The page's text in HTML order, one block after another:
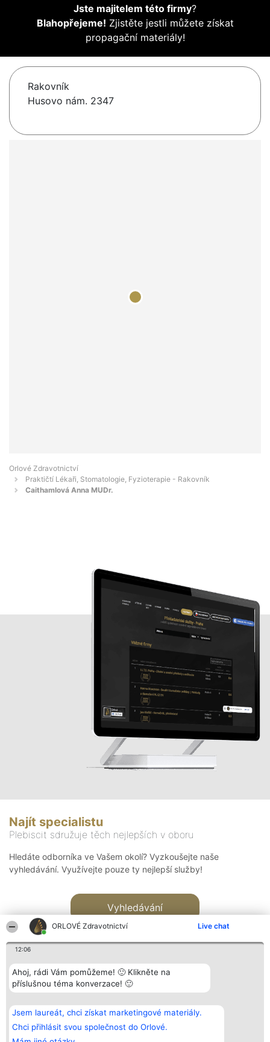
ORLOVÉ Zdravotnictví Live chat
12:06
Ahoj, rádi Vám pomůžeme! 🙂 Klikněte na
příslušnou téma konverzace! 🙂
Jsem laureát, chci získat marketingové materiály.
Chci přihlásit svou společnost do Orlové.
Jste majitelem této firmy?
Blahopřejeme! Zjistěte jestli můžete získat
propagační materiály!
Rakovník
Husovo nám. 2347
Orlové Zdravotnictví
Praktičtí Lékaři, Stomatologie, Fyzioterapie - Rakovník
Caithamlová Anna MUDr.
Najít specialistu
Plebiscit sdružuje těch nejlepších v oboru
Hledáte odborníka ve Vašem okolí? Vyzkoušejte naše
vyhledávání. Využívejte pouze ty nejlepší služby!
Vyhledávání
Bright Side Solutions sp. z o.
o. sp. k.
ul. Ruska 22
Wrocław 50-079
Vítězové
Seznam všech
laureátů
Zásady
Kontakt